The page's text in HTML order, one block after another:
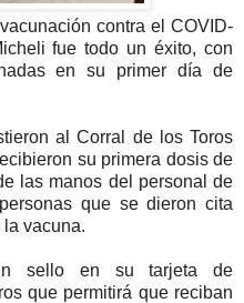
contra el COVID-
fue todo un éxito, con
en su primer día de
al Corral de los Toros
su primera dosis de
las manos del personal de
que se dieron cita
vacuna.
sello en su tarjeta de
que permitirá que reciban